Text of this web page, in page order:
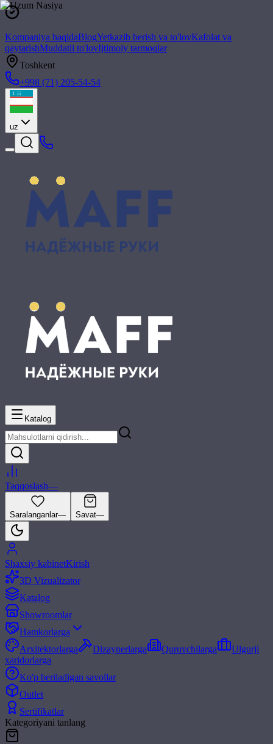
Kompaniya haqidaBlogYetkazib berish va to'lovKafolat va
qaytarishMuddatli to'lovIjtimoiy tarmoqlar
Toshkent
+998 (71) 205-54-54
uz
Katalog
Taqqoslash—
Saralanganlar— Savat—
Shaxsiy kabinetKirish
3D Vizualizator
Katalog
Showroomlar
Hamkorlarga
Arxitektorlarga
Dizaynerlarga Quruvchilarga
Ulgurji
xaridorlarga
Ko'p beriladigan savollar
Outlet
Sertifikatlar
Kategoriyani tanlang